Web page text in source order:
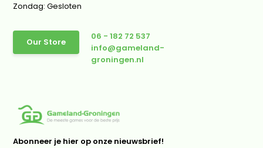
Zondag: Gesloten
Our Store
06 - 182 72 537
info@gameland-
groningen.nl
Abonneer je hier op onze nieuwsbrief!